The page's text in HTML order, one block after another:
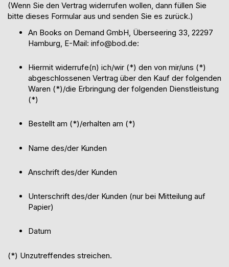
(Wenn Sie den Vertrag widerrufen wollen, dann füllen Sie
bitte dieses Formular aus und senden Sie es zurück.)
An Books on Demand GmbH, Überseering 33, 22297
Hamburg, E-Mail: info@bod.de:
Hiermit widerrufe(n) ich/wir (*) den von mir/uns (*)
abgeschlossenen Vertrag über den Kauf der folgenden
Waren (*)/die Erbringung der folgenden Dienstleistung
(*)
Bestellt am (*)/erhalten am (*)
Name des/der Kunden
Anschrift des/der Kunden
Unterschrift des/der Kunden (nur bei Mitteilung auf
Papier)
Datum
(*) Unzutreffendes streichen.